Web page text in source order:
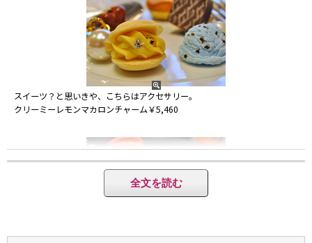
スイーツ？と思いきや、こちらはアクセサリー。
クリーミーレモンマカロンチャーム￥5,460
全文を読む